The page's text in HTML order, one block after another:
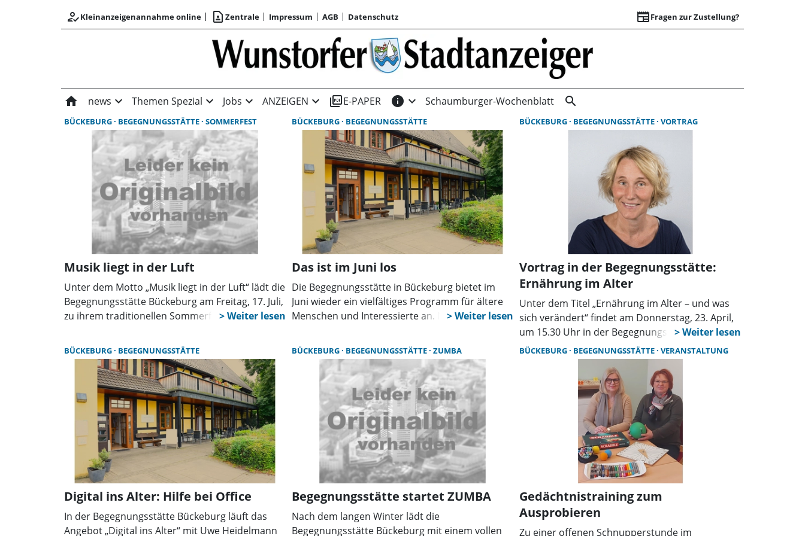
how_to_regKleinanzeigenannahme online contact_page Zentrale Impressum AGB Datenschutz newspaperFragen zur Zustellung?
Suchergebnisse |
home news expand_more Themen Spezial expand_more Jobs expand_more ANZEIGEN expand_more picture_as_pdfE-PAPER info expand_more Schaumburger-Wochenblatt search
BÜCKEBURG BEGEGNUNGSSTÄTTE SOMMERFEST
Musik liegt in der Luft
Unter dem Motto „Musik liegt in der Luft“ lädt die
Begegnungsstätte Bückeburg am Freitag, 17. Juli,
zu ihrem traditionellen Sommerfest ein. Beginn
Herderstraße. Zur Eröffnung werden die Leiterin
der Begegnungsstätte, Martina Weber, und
Bürgermeister Axel Wohlgemuth erwartet. Das
diesjährige Motto lehnt sich an die gleichnamige
Fernsehsendung aus den 1990er-Jahren an und
verspricht ein musikalisch abwechslungsreiches
Programm mit Schlagern, bekannten Klassikern
und moderneren Titeln.
BÜCKEBURG BEGEGNUNGSSTÄTTE
Das ist im Juni los
Die Begegnungsstätte in Bückeburg bietet im
Juni wieder ein vielfältiges Programm für ältere
Menschen und Interessierte an. Neben
Vorträge, digitale Beratung und
Bewegungsangebote auf dem Plan.
BÜCKEBURG BEGEGNUNGSSTÄTTE VORTRAG
Vortrag in der Begegnungsstätte:
Ernährung im Alter
Unter dem Titel „Ernährung im Alter – und was
sich verändert“ findet am Donnerstag, 23. April,
um 15.30 Uhr in der Begegnungsstätte
Bückeburg ein kostenfreier Vortrag statt.
Referentin ist Bettina Bode Berg, Dozentin für
Gesundheits- und Persönlichkeitsentwicklung.
BÜCKEBURG BEGEGNUNGSSTÄTTE
Digital ins Alter: Hilfe bei Office
In der Begegnungsstätte Bückeburg läuft das
Angebot „Digital ins Alter“ mit Uwe Heidelmann
BÜCKEBURG BEGEGNUNGSSTÄTTE ZUMBA
Begegnungsstätte startet ZUMBA
Nach dem langen Winter lädt die
Begegnungsstätte Bückeburg mit einem vollen
BÜCKEBURG BEGEGNUNGSSTÄTTE VERANSTALTUNG
Gedächtnistraining zum
Ausprobieren
Zu einer offenen Schnupperstunde im